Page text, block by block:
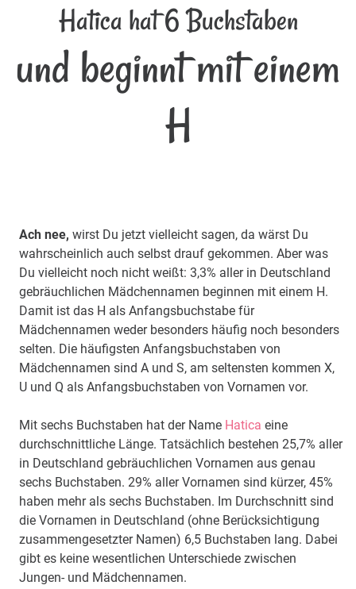
Hatica hat 6 Buchstaben
und beginnt mit einem
H
Ach nee, wirst Du jetzt vielleicht sagen, da wärst Du
wahrscheinlich auch selbst drauf gekommen. Aber was
Du vielleicht noch nicht weißt: 3,3% aller in Deutschland
gebräuchlichen Mädchennamen beginnen mit einem H.
Damit ist das H als Anfangsbuchstabe für
Mädchennamen weder besonders häufig noch besonders
selten. Die häufigsten Anfangsbuchstaben von
Mädchennamen sind A und S, am seltensten kommen X,
U und Q als Anfangsbuchstaben von Vornamen vor.
Mit sechs Buchstaben hat der Name Hatica eine
durchschnittliche Länge. Tatsächlich bestehen 25,7% aller
in Deutschland gebräuchlichen Vornamen aus genau
sechs Buchstaben. 29% aller Vornamen sind kürzer, 45%
haben mehr als sechs Buchstaben. Im Durchschnitt sind
die Vornamen in Deutschland (ohne Berücksichtigung
zusammengesetzter Namen) 6,5 Buchstaben lang. Dabei
gibt es keine wesentlichen Unterschiede zwischen
Jungen- und Mädchennamen.